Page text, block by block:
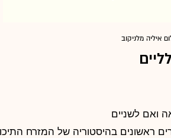
ואם לשניים
ראשונים בהיסטוריה של המזרח